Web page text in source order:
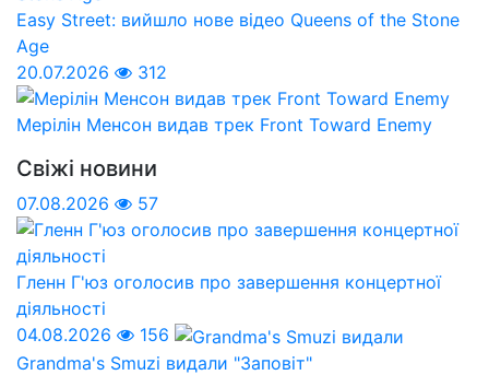
Easy Street: вийшло нове відео Queens of the Stone
Age
20.07.2026
312
Мерілін Менсон видав трек Front Toward Enemy
Свіжі новини
07.08.2026 57
Гленн Г'юз оголосив про завершення концертної
діяльності
04.08.2026
156
Grandma's Smuzi видали "Заповіт"